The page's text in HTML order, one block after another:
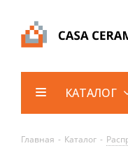
КАТАЛОГ
Главная - Каталог -